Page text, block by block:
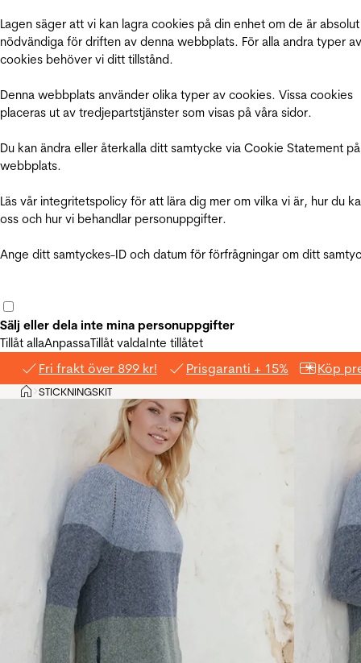
Lagen säger att vi kan lagra cookies på din enhet om de är absolut
nödvändiga för driften av denna webbplats. För alla andra typer av
cookies behöver vi ditt tillstånd.
Denna webbplats använder olika typer av cookies. Vissa cookies
placeras ut av tredjepartstjänster som visas på våra sidor.
Du kan ändra eller återkalla ditt samtycke via Cookie Statement
webbplats.
Läs vår integritetspolicy för att lära dig mer om vilka vi är, hur du
oss och hur vi behandlar personuppgifter.
Ange ditt samtyckes-ID och datum för förfrågningar om ditt
Sälj eller dela inte mina personuppgifter
Tillåt allaAnpassaTillåt valdaInte tillåtet
Fri frakt över 899 kr! Prisgaranti + 15% Köp
Hem
>STICKNINGSKIT